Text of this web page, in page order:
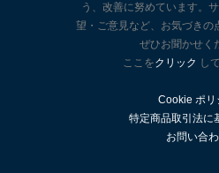
う、改善に努めています。
望・ご意見など、お気づきの
ぜひお聞かせく
ここをクリック し
Cookie ポリ
特定商品取引法に
お問い合